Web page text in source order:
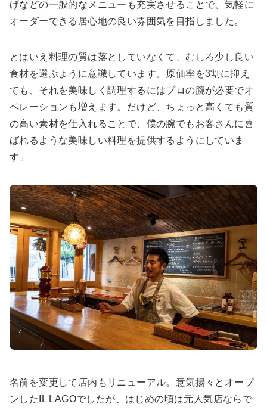
げなどの一般的なメニューも充実させることで、気軽に
オーダーできる居心地の良い雰囲気を目指しました。
とはいえ料理の質は落としていなくて、むしろ少し良い
食材を選ぶように意識しています。原価率を3割に抑え
ても、それを美味しく調理するにはプロの腕が必要でオ
ペレーションも増えます。だけど、ちょっと高くても質
の高い素材を仕入れることで、僕の腕でもお客さんに喜
ばれるような美味しい料理を提供するようにしていま
す」
名前を変更して店内もリニューアル。意気揚々とオープ
ンしたIL LAGOでしたが、はじめの頃は元人気店ならで